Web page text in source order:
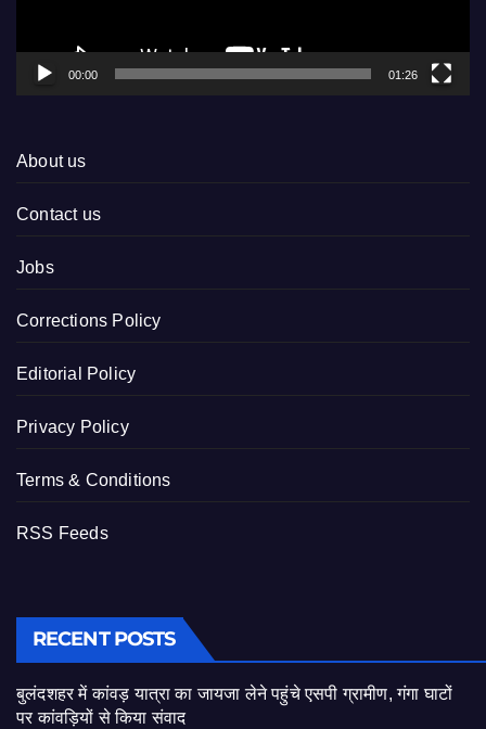
00:00 01:26
About us
Contact us
Jobs
Corrections Policy
Editorial Policy
Privacy Policy
Terms & Conditions
RSS Feeds
RECENT POSTS
बुलंदशहर में कांवड़ यात्रा का जायजा लेने पहुंचे एसपी ग्रामीण, गंगा घाटों
पर कांवड़ियों से किया संवाद